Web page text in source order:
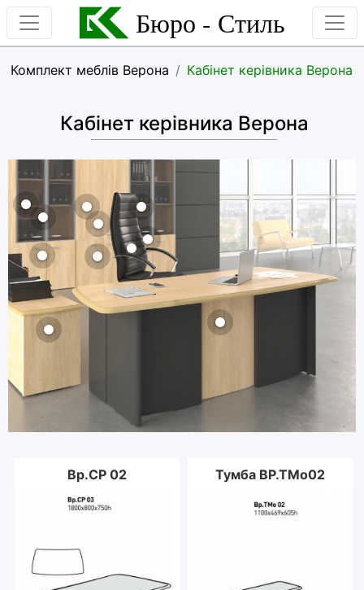
Бюро - Стиль
Комплект меблів Верона Кабінет керівника Верона
Кабінет керівника Верона
Вр.СР 02 Тумба ВР.ТМо02